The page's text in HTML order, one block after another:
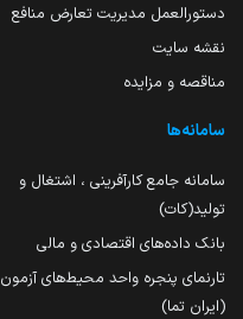
دستورالعمل مدیریت تعارض منافع
نقشه سایت
مناقصه و مزایده
سامانه‌ها
سامانه جامع کارآفرینی ، اشتغال و
تولید(کات)
بانک داده‌های اقتصادی و مالی
تارنمای پنجره واحد محیط‌های آزمون
(ایران تما)